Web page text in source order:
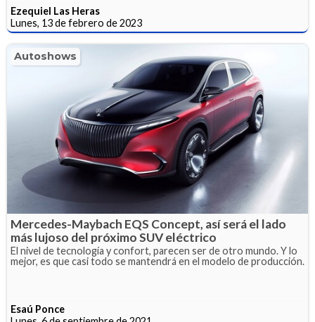
Ezequiel Las Heras
Lunes, 13 de febrero de 2023
Autoshows
Mercedes-Maybach EQS Concept, así será el lado
más lujoso del próximo SUV eléctrico
El nivel de tecnología y confort, parecen ser de otro mundo. Y lo
mejor, es que casi todo se mantendrá en el modelo de producción.
Esaú Ponce